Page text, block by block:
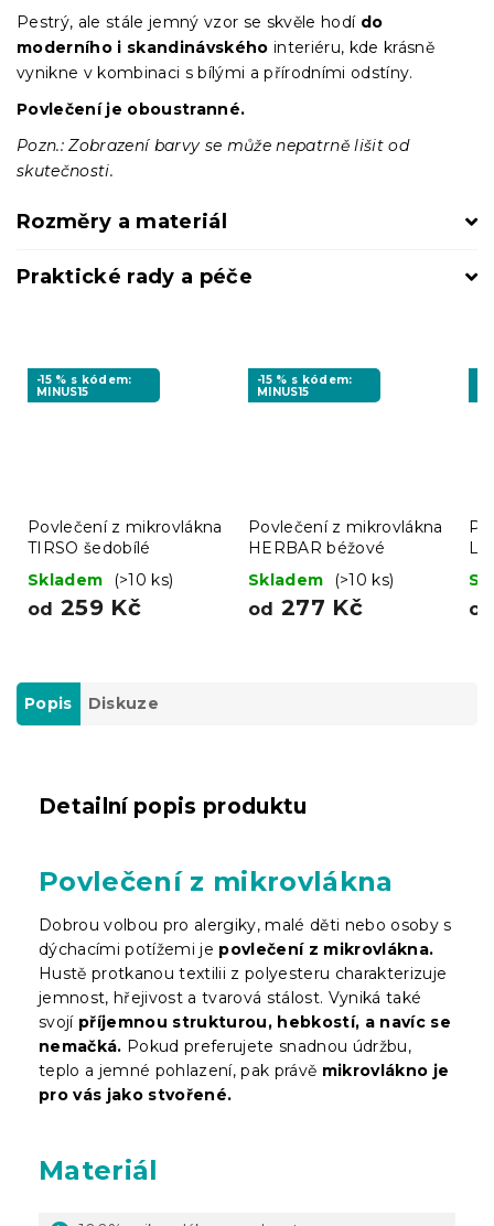
Pestrý, ale stále jemný vzor se skvěle hodí do
moderního i skandinávského interiéru, kde krásně
vynikne v kombinaci s bílými a přírodními odstíny.
Povlečení je oboustranné.
Pozn.: Zobrazení barvy se může nepatrně lišit od
skutečnosti.
Rozměry a materiál
Praktické rady a péče
-15 % s kódem:
MINUS15
Povlečení z mikrovlákna
TIRSO šedobílé
Skladem
(>10 ks)
od 259 Kč
-15 % s kódem:
MINUS15
Povlečení z mikrovlákna
HERBAR béžové
Skladem
(>10 ks)
od 277 Kč od
Popis Diskuze
Detailní popis produktu
Povlečení z mikrovlákna
Dobrou volbou pro alergiky, malé děti nebo osoby s
dýchacími potížemi je povlečení z mikrovlákna.
Hustě protkanou textilii z polyesteru charakterizuje
jemnost, hřejivost a tvarová stálost. Vyniká také
svojí příjemnou strukturou, hebkostí, a navíc se
nemačká. Pokud preferujete snadnou údržbu,
teplo a jemné pohlazení, pak právě mikrovlákno je
pro vás jako stvořené.
Materiál